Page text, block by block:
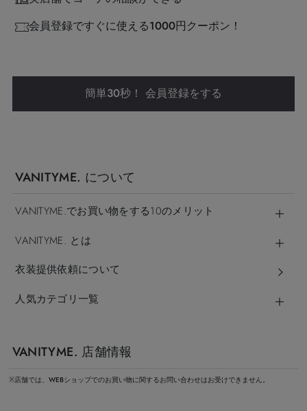
会員登録ですぐに使える1000円クーポン！
簡単30秒！ 会員登録をする
VANITYME. について
VANITYME.でお買い物をする10のメリット
VANITYME. とは
衣装提供依頼について
人気カテゴリ一覧
VANITYME. 店舗情報
※店舗では、WEBショップでのお買い物に関するお問い合わせはお受けできません。